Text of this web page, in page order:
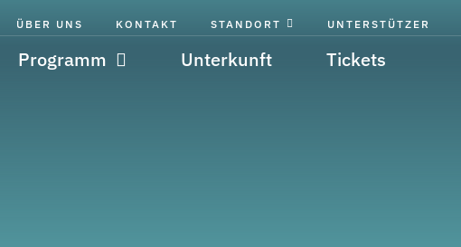
ÜBER UNS KONTAKT STANDORT UNTERSTÜTZER
Programm Unterkunft Tickets